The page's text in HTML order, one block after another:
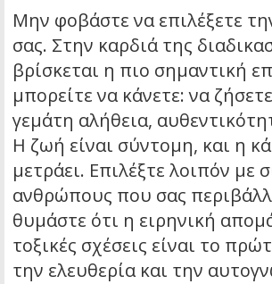
Μην φοβάστε να επιλέξετε
σας. Στην καρδιά της
βρίσκεται η πιο σημαντική
μπορείτε να κάνετε: να
γεμάτη αλήθεια,
Η ζωή είναι σύντομη, και η
μετράει. Επιλέξτε λοιπόν με
ανθρώπους που σας
θυμάστε ότι η ειρηνική
τοξικές σχέσεις είναι το
την ελευθερία και την